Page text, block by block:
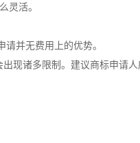
灵活。
并无费用上的优势。
现诸多限制。建议商标申请